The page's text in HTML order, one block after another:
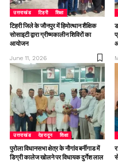
उत्तराखंड टिहरी शिक्षा
टिहरी जिले के जौनपुर में हिमोत्थान शैक्षिक
सोसाइटी द्वारा ग्रीष्मकालीन शिविरों का
आयोजन
June 11, 2026
उत्तराखंड देहरादून शिक्षा
पुरोला विधानसभा क्षेत्र के नौगांव बर्नीगाड में
डिग्री कालेज खोलने पर विधायक दुर्गेश लाल